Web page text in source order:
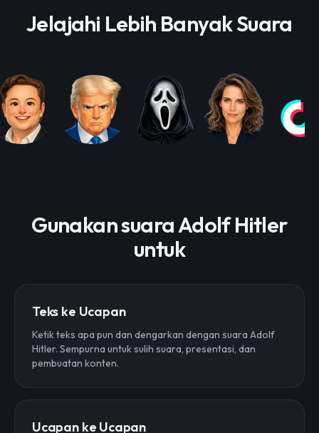
Jelajahi Lebih Banyak Suara
Gunakan suara Adolf Hitler
untuk
Teks ke Ucapan
Ketik teks apa pun dan dengarkan dengan suara Adolf
Hitler. Sempurna untuk sulih suara, presentasi, dan
pembuatan konten.
Ucapan ke Ucapan